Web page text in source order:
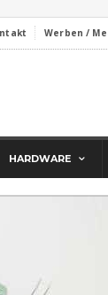
Werben /
HARDWARE